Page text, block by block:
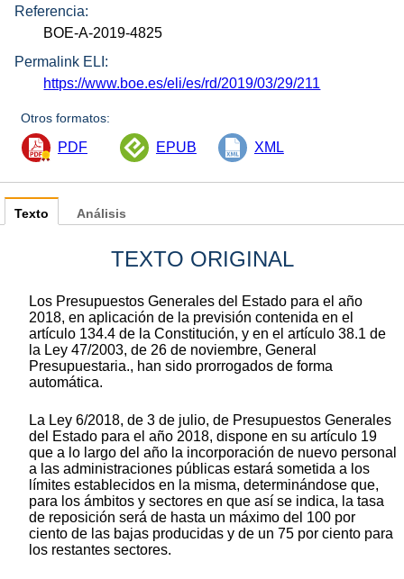
Referencia:
BOE-A-2019-4825
Permalink ELI:
https://www.boe.es/eli/es/rd/2019/03/29/211
Otros formatos:
PDF EPUB XML
Texto
TEXTO ORIGINAL
Los Presupuestos Generales del Estado para el año
2018, en aplicación de la previsión contenida en el
artículo 134.4 de la Constitución, y en el artículo 38.1 de
la Ley 47/2003, de 26 de noviembre, General
Presupuestaria., han sido prorrogados de forma
automática.
La Ley 6/2018, de 3 de julio, de Presupuestos Generales
del Estado para el año 2018, dispone en su artículo 19
que a lo largo del año la incorporación de nuevo personal
a las administraciones públicas estará sometida a los
límites establecidos en la misma, determinándose que,
para los ámbitos y sectores en que así se indica, la tasa
de reposición será de hasta un máximo del 100 por
ciento de las bajas producidas y de un 75 por ciento para
los restantes sectores.
Análisis